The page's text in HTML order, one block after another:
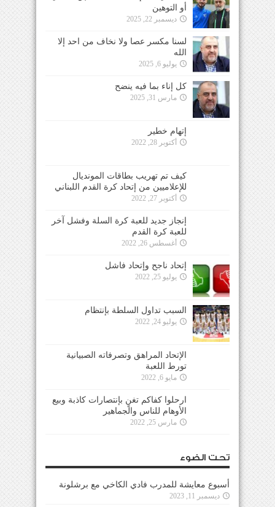
أو التوهين
ديسمبر 22, 2025
لسنا مكسر عصا ولا نخاف من احد إلا
الله
يوليو 6, 2025
كل إناء بما فيه ينضح
مارس 31, 2025
إتهام خطير
أكتوبر 28, 2022
كيف تم تهريب بطاقات المونديال
للإعلاميين من إتحاد كرة القدم اللبناني
أكتوبر 27, 2022
إنجاز جديد للعبة كرة السلة وفشل آخر
للعبة كرة القدم
أغسطس 26, 2022
إتحاد ناجح وإتحاد فاشل
يوليو 25, 2022
السبب تداول السلطة بإنتظام
يوليو 24, 2022
الإتحاد المراهق وتصرفاته الصبيانية
تورط اللعبة
مايو 6, 2022
ارحلوا كفاكم تغنٍ بإنتصارات كاذبة وبيع
الأوهام للناس والجماهير
مارس 25, 2022
تحت الضوء
أسبوع معايشة للمدرب فادي الكاخي مع برشلونة
ديسمبر 11, 2023